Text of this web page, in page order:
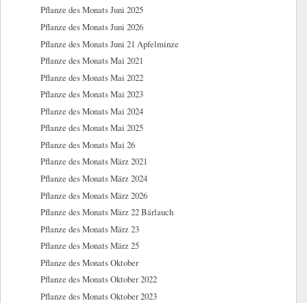
Pflanze des Monats Juni 2025
Pflanze des Monats Juni 2026
Pflanze des Monats Juni 21 Apfelminze
Pflanze des Monats Mai 2021
Pflanze des Monats Mai 2022
Pflanze des Monats Mai 2023
Pflanze des Monats Mai 2024
Pflanze des Monats Mai 2025
Pflanze des Monats Mai 26
Pflanze des Monats März 2021
Pflanze des Monats März 2024
Pflanze des Monats März 2026
Pflanze des Monats März 22 Bärlauch
Pflanze des Monats März 23
Pflanze des Monats März 25
Pflanze des Monats Oktober
Pflanze des Monats Oktober 2022
Pflanze des Monats Oktober 2023